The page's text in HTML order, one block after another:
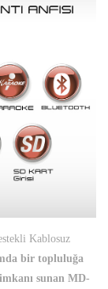
Kablosuz
bir topluluğa
sunan MD-